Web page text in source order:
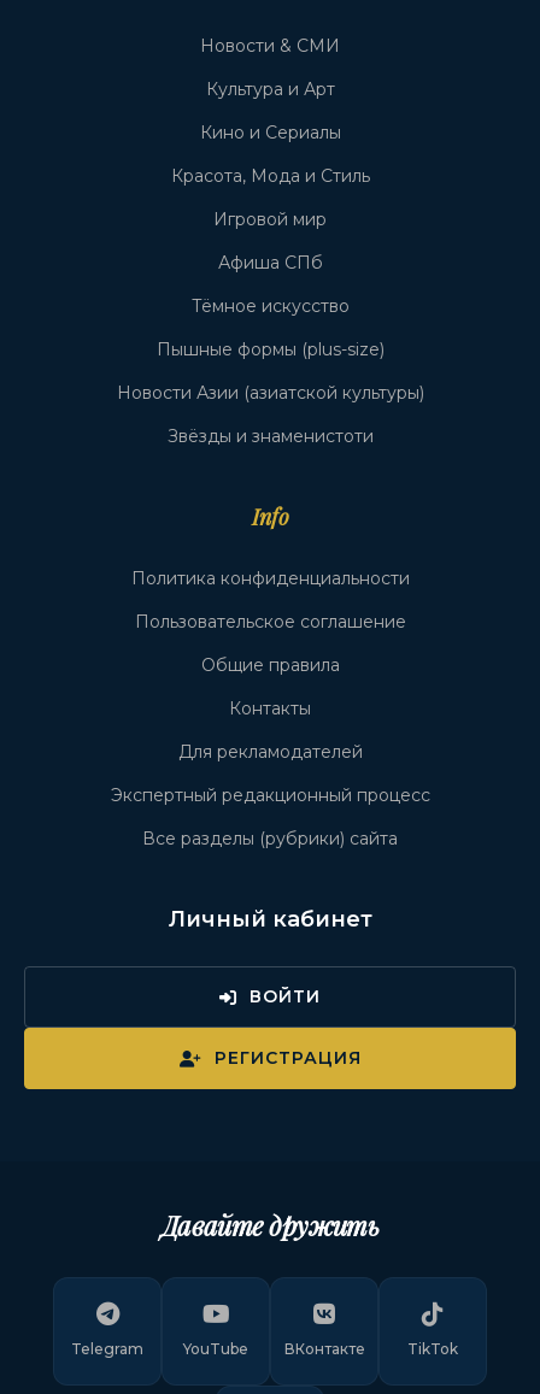
Новости & СМИ
Культура и Арт
Кино и Сериалы
Красота, Мода и Стиль
Игровой мир
Афиша СПб
Тёмное искусство
Пышные формы (plus-size)
Новости Азии (азиатской культуры)
Звёзды и знаменистоти
Info
Политика конфиденциальности
Пользовательское соглашение
Общие правила
Контакты
Для рекламодателей
Экспертный редакционный процесс
Все разделы (рубрики) сайта
Личный кабинет
ВОЙТИ
РЕГИСТРАЦИЯ
Давайте дружить
Telegram YouTube ВКонтакте TikTok